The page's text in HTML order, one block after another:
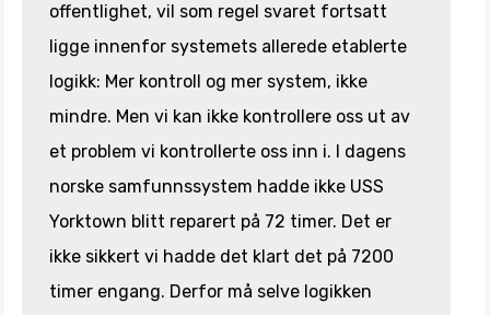
offentlighet, vil som regel svaret fortsatt
ligge innenfor systemets allerede etablerte
logikk: Mer kontroll og mer system, ikke
mindre. Men vi kan ikke kontrollere oss ut av
et problem vi kontrollerte oss inn i. I dagens
norske samfunnssystem hadde ikke USS
Yorktown blitt reparert på 72 timer. Det er
ikke sikkert vi hadde det klart det på 7200
timer engang. Derfor må selve logikken